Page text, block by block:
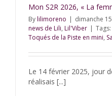
Mon S2R 2026, « La
Bylilimoreno | dimanche
news de Lili, Lil'Viber | Tags:
Toqués de la Piste en mini,
Le 14 février 2025, jour
réalisais [...]